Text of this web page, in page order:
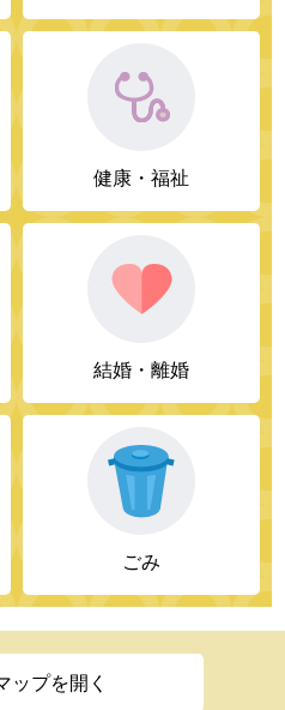
健康・福祉
結婚・離婚
ごみ
ップを開く